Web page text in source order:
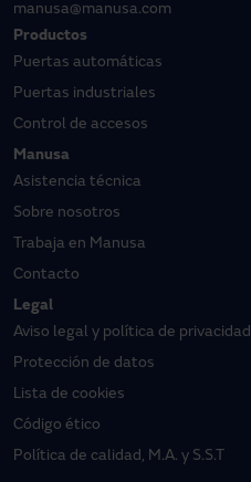
manusa@manusa.com
Productos
Puertas automáticas
Puertas industriales
Control de accesos
Manusa
Asistencia técnica
Sobre nosotros
Trabaja en Manusa
Contacto
Legal
Aviso legal y política de privacidad
Protección de datos
Lista de cookies
Código ético
Política de calidad, M.A. y S.S.T